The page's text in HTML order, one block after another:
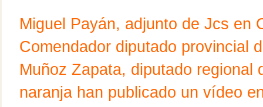
Miguel Payán, adjunto de Jcs en
Comendador diputado provincial
Muñoz Zapata, diputado regional
naranja han publicado un vídeo